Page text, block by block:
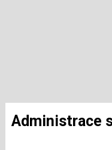
Administrace